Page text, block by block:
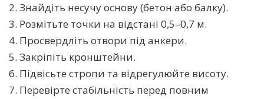
Знайдіть несучу основу (бетон або балку).
Розмітьте точки на відстані 0,5–0,7 м.
Просвердліть отвори під анкери.
Закріпіть кронштейни.
Підвісьте стропи та відрегулюйте висоту.
Перевірте стабільність перед повним